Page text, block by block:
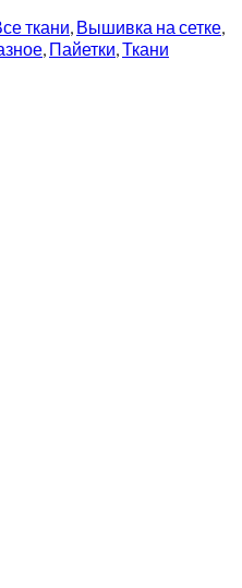
ткани, Вышивка на сетке,
, Пайетки,Ткани